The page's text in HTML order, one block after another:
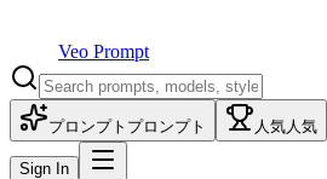
Veo Prompt
プロンプト プロンプト 人気人気
Sign In